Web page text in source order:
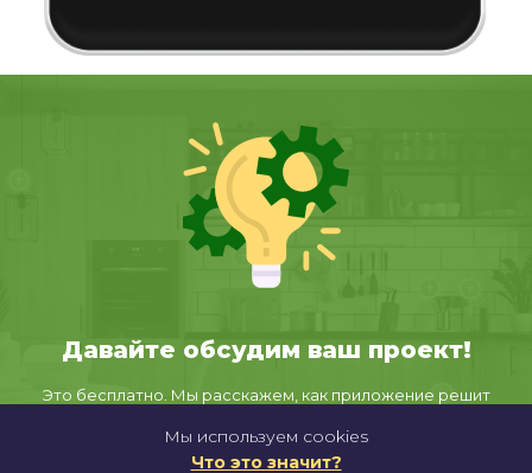
Мы используем cookies
Что это значит?
Давайте обсудим ваш проект!
Это бесплатно. Мы расскажем, как приложение решит